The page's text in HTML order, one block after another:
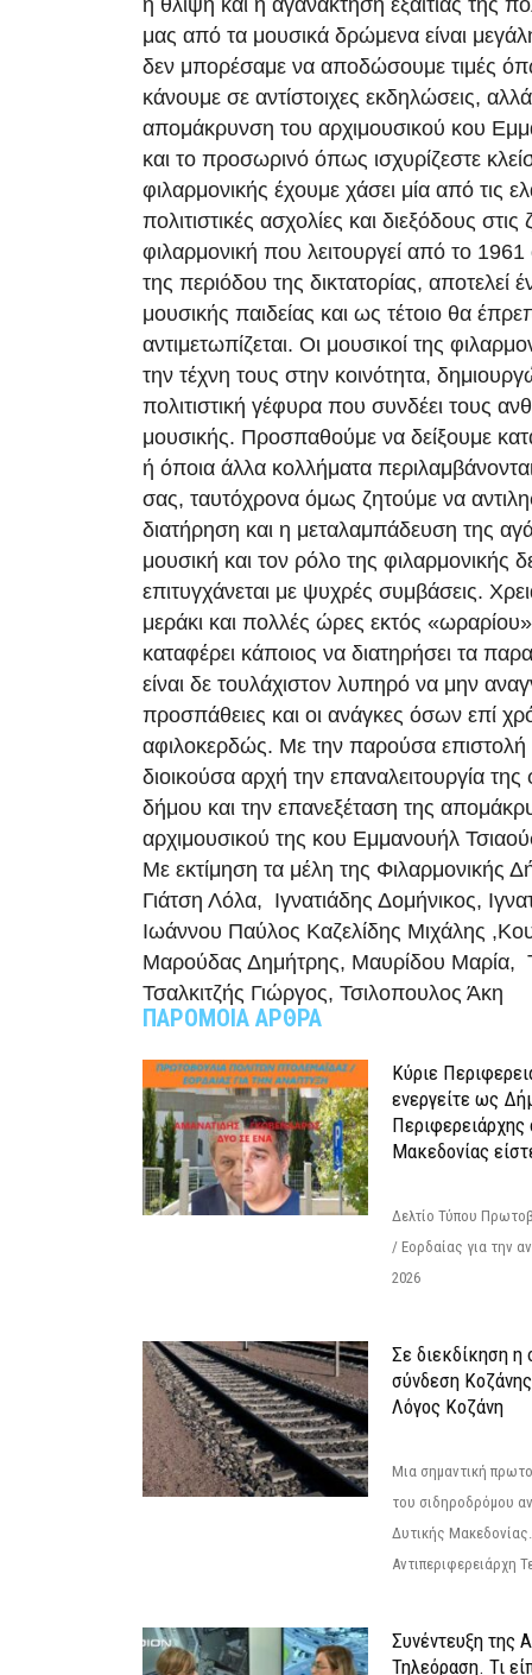
μας από τα μουσικά δρώμενα είναι
δεν μπορέσαμε να αποδώσουμε τιμές
κάνουμε σε αντίστοιχες εκδηλώσεις, αλλά
απομάκρυνση του αρχιμουσικού κου
και το προσωρινό όπως ισχυρίζεστε
φιλαρμονικής έχουμε χάσει μία από τις
πολιτιστικές ασχολίες και διεξόδους
φιλαρμονική που λειτουργεί από το
της περιόδου της δικτατορίας, αποτελεί
μουσικής παιδείας και ως τέτοιο θα
αντιμετωπίζεται. Οι μουσικοί της
την τέχνη τους στην κοινότητα,
πολιτιστική γέφυρα που συνδέει τους
μουσικής. Προσπαθούμε να δείξουμε
ή όποια άλλα κολλήματα
σας, ταυτόχρονα όμως ζητούμε να
διατήρηση και η μεταλαμπάδευση της
μουσική και τον ρόλο της φιλαρμονικής
επιτυγχάνεται με ψυχρές συμβάσεις.
μεράκι και πολλές ώρες εκτός
καταφέρει κάποιος να διατηρήσει τα
είναι δε τουλάχιστον λυπηρό να μην
προσπάθειες και οι ανάγκες όσων επί
αφιλοκερδώς. Με την παρούσα επιστολή
διοικούσα αρχή την επαναλειτουργία της
δήμου και την επανεξέταση της
αρχιμουσικού της κου Εμμανουήλ
Με εκτίμηση τα μέλη της Φιλαρμονικής
Γιάτση Λόλα, Ιγνατιάδης Δομήνικος,
Ιωάννου Παύλος Καζελίδης Μιχάλης
Μαρούδας Δημήτρης, Μαυρίδου Μαρία,
Τσαλκιτζής Γιώργος, Τσιλοπουλος Άκη
ΠΑΡΟΜΟΙΑ ΑΡΘΡΑ
Κύριε
ενεργείτε ως
Περιφερειάρχης
Μακεδονίας
Δελτίο Τύπου
/ Εορδαίας για την
2026
Σε διεκδίκηση η
σύνδεση
Λόγος Κοζάνη
Μια σημαντική
του σιδηροδρόμου
Δυτικής
Αντιπεριφερειάρχη
Συνέντευξη της
Τηλεόραση. Τι